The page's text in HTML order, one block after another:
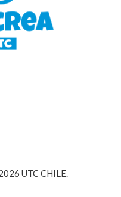
UTC CHILE.